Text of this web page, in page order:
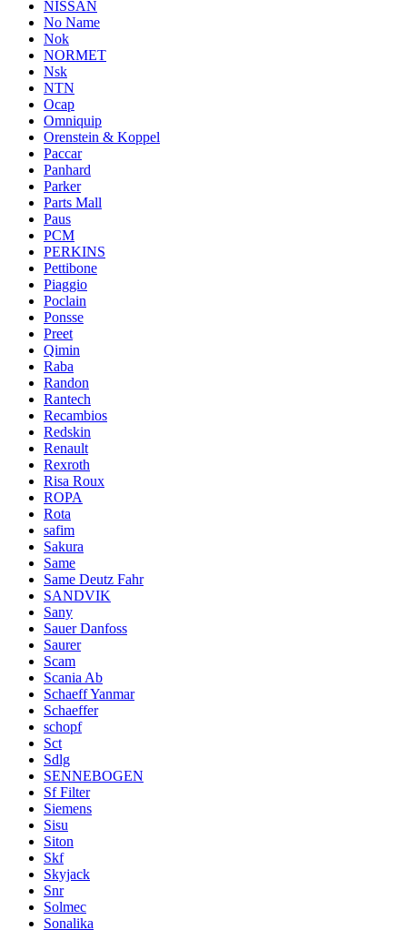
NISSAN
No Name
Nok
NORMET
Nsk
NTN
Ocap
Omniquip
Orenstein & Koppel
Paccar
Panhard
Parker
Parts Mall
Paus
PCM
PERKINS
Pettibone
Piaggio
Poclain
Ponsse
Preet
Qimin
Raba
Randon
Rantech
Recambios
Redskin
Renault
Rexroth
Risa Roux
ROPA
Rota
safim
Sakura
Same
Same Deutz Fahr
SANDVIK
Sany
Sauer Danfoss
Saurer
Scam
Scania Ab
Schaeff Yanmar
Schaeffer
schopf
Sct
Sdlg
SENNEBOGEN
Sf Filter
Siemens
Sisu
Siton
Skf
Skyjack
Snr
Solmec
Sonalika